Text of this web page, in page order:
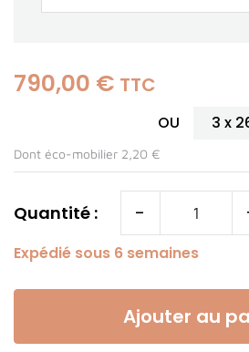
790,00 € TTC
OU 3 x
Dont éco-mobilier 2,20 €
Quantité : -
Expédié sous 6 semaines
Ajouter au